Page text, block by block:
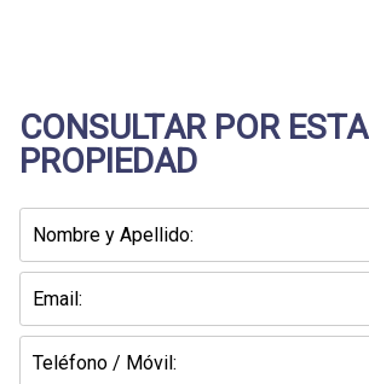
CONSULTAR POR ESTA
PROPIEDAD